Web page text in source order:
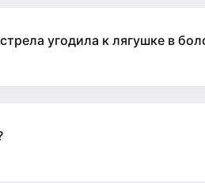
угодила к лягушке в